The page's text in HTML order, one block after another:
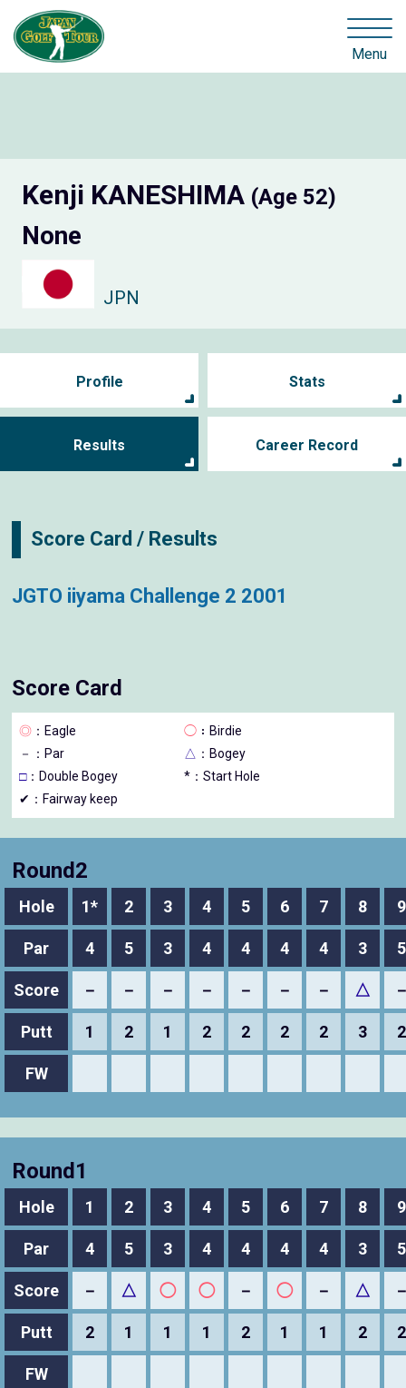
Menu
Kenji KANESHIMA (Age 52)
None
JPN
Profile Stats
Results Career Record
Score Card / Results
JGTO iiyama Challenge 2 2001
Score Card
◎ ：Eagle ◯ ：Birdie
－
：Par △ ：Bogey
□：Double Bogey
*：Start Hole
✔：Fairway keep
Round2
Hole 1* 2 3 4 5 6 7 8 9
Par 4 5 3 4 4 4 4 3 5
Score － － － － － － － △
Putt 1 2 1 2 2 2 2 3 2
FW
Round1
Hole 1 2 3 4 5 6 7 8 9
Par 4 5 3 4 4 4 4 3 5
Score － △ ◯ ◯ － ◯ － △
Putt 2 1 1 1 2 1 1 2 2
FW